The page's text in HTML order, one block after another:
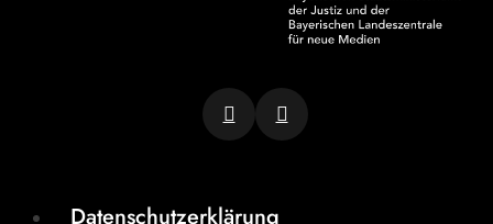
Datenschutzerklärung